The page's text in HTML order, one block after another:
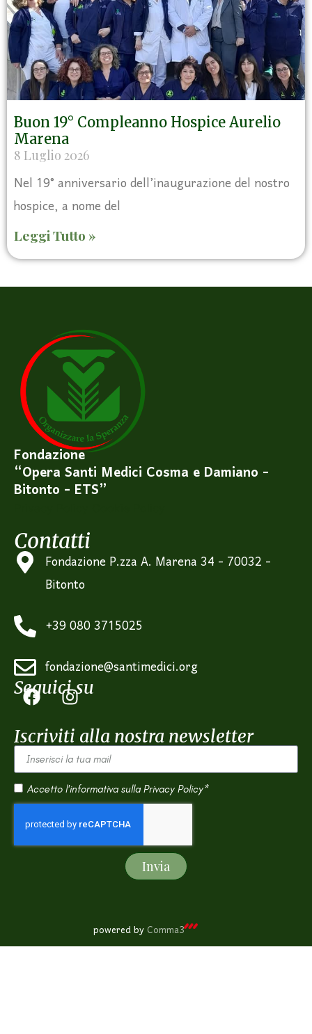
Buon 19° Compleanno Hospice Aurelio
Marena
8 Luglio 2026
Nel 19° anniversario dell’inaugurazione del nostro
hospice, a nome del
Leggi Tutto »
Fondazione
“Opera Santi Medici Cosma e Damiano -
Bitonto - ETS”
Contatti
Fondazione P.zza A. Marena 34 - 70032 -
Bitonto
+39 080 3715025
fondazione@santimedici.org
Seguici su
Iscriviti alla nostra newsletter
Accetto l'informativa sulla Privacy Policy*
Invia
powered byComma3